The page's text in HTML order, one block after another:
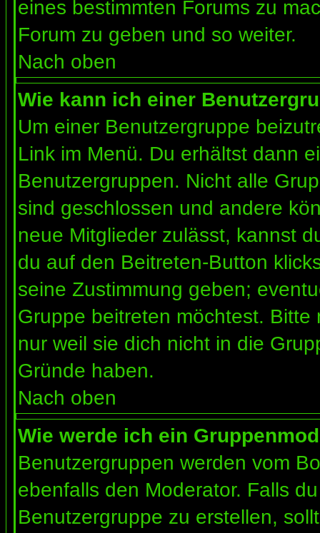
eines bestimmten Forums zu
Forum zu geben und so weiter.
Nach oben
Wie kann ich einer
Um einer Benutzergruppe
Link im Menü. Du erhältst dann
Benutzergruppen. Nicht alle
sind geschlossen und andere
neue Mitglieder zulässt, kannst
du auf den Beitreten-Button
seine Zustimmung geben;
Gruppe beitreten möchtest.
nur weil sie dich nicht in die
Gründe haben.
Nach oben
Wie werde ich ein
Benutzergruppen werden vom
ebenfalls den Moderator. Falls
Benutzergruppe zu erstellen,